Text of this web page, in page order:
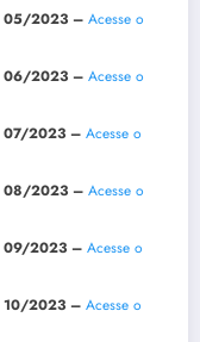
05/2023 – Acesse o
06/2023 – Acesse o
07/2023 – Acesse o
08/2023 – Acesse o
09/2023 – Acesse o
10/2023 – Acesse o